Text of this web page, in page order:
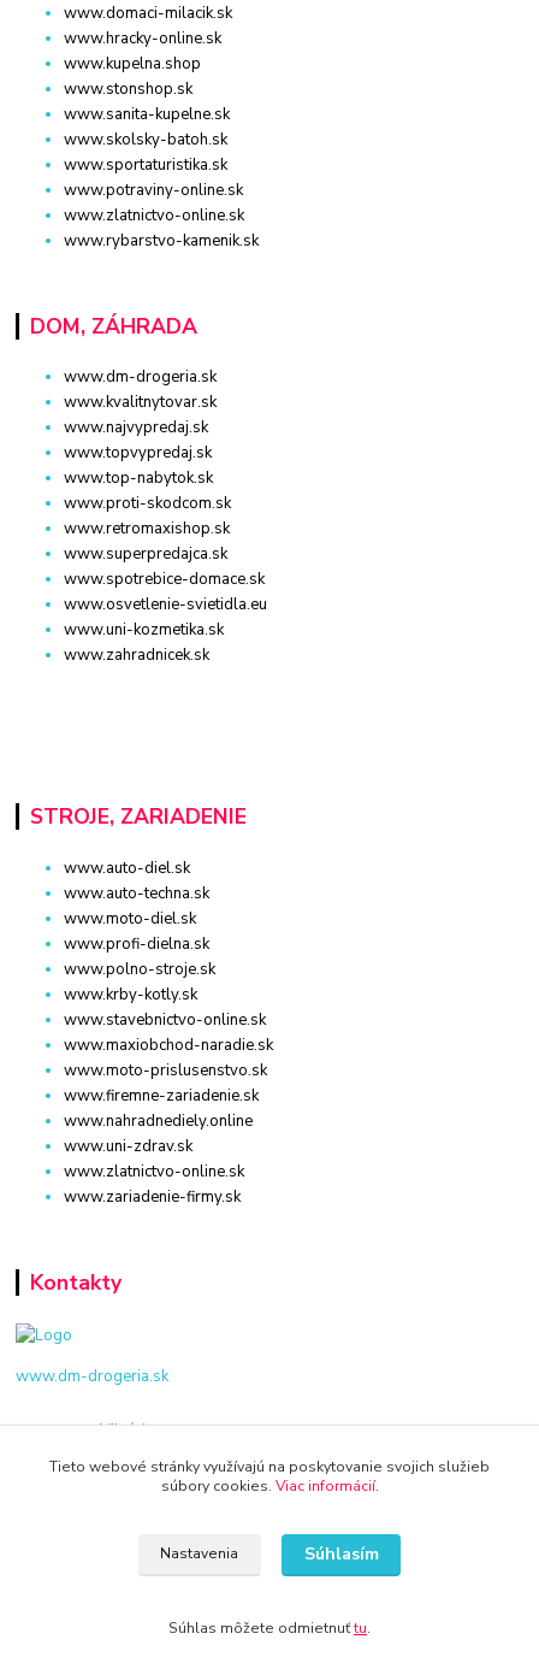
www.domaci-milacik.sk
www.hracky-online.sk
www.kupelna.shop
www.stonshop.sk
www.sanita-kupelne.sk
www.skolsky-batoh.sk
www.sportaturistika.sk
www.potraviny-online.sk
www.zlatnictvo-online.sk
www.rybarstvo-kamenik.sk
DOM, ZÁHRADA
www.dm-drogeria.sk
www.kvalitnytovar.sk
www.najvypredaj.sk
www.topvypredaj.sk
www.top-nabytok.sk
www.proti-skodcom.sk
www.retromaxishop.sk
www.superpredajca.sk
www.spotrebice-domace.sk
www.osvetlenie-svietidla.eu
www.uni-kozmetika.sk
www.zahradnicek.sk
STROJE, ZARIADENIE
www.auto-diel.sk
www.auto-techna.sk
www.moto-diel.sk
www.profi-dielna.sk
www.polno-stroje.sk
www.krby-kotly.sk
www.stavebnictvo-online.sk
www.maxiobchod-naradie.sk
www.moto-prislusenstvo.sk
www.firemne-zariadenie.sk
www.nahradnediely.online
www.uni-zdrav.sk
www.zlatnictvo-online.sk
www.zariadenie-firmy.sk
Kontakty
www.dm-drogeria.sk
Viktória
+421 940 949 000
Tieto webové stránky využívajú na poskytovanie svojich služieb
súbory cookies. Viac informácií.
Nastavenia Súhlasím
Súhlas môžete odmietnuťtu.